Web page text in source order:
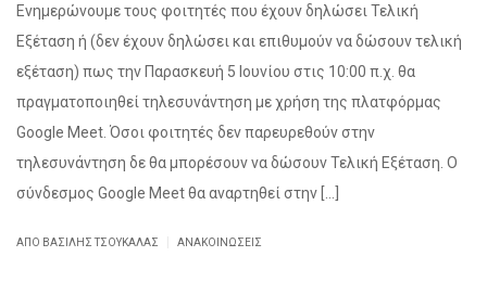
Ενημερώνουμε τους φοιτητές που έχουν δηλώσει Τελική
Εξέταση ή (δεν έχουν δηλώσει και επιθυμούν να δώσουν τελική
εξέταση) πως την Παρασκευή 5 Ιουνίου στις 10:00 π.χ. θα
πραγματοποιηθεί τηλεσυνάντηση με χρήση της πλατφόρμας
Google Meet. Όσοι φοιτητές δεν παρευρεθούν στην
τηλεσυνάντηση δε θα μπορέσουν να δώσουν Τελική Εξέταση. Ο
σύνδεσμος Google Meet θα αναρτηθεί στην […]
ΑΠΌ ΒΑΣΊΛΗΣ ΤΣΟΥΚΑΛΆΣ ΑΝΑΚΟΙΝΏΣΕΙΣ